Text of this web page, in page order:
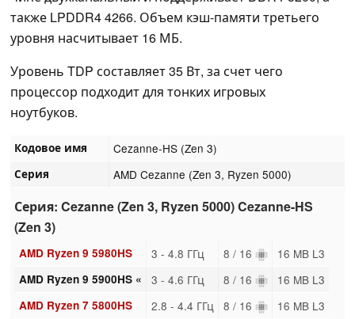
также LPDDR4 4266. Объем кэш-памяти третьего
уровня насчитывает 16 МБ.
Уровень TDP составляет 35 Вт, за счет чего
процессор подходит для тонких игровых
ноутбуков.
Кодовое имя Cezanne-HS (Zen 3)
Серия AMD Cezanne (Zen 3, Ryzen 5000)
Серия: Cezanne (Zen 3, Ryzen 5000) Cezanne-HS
(Zen 3)
AMD Ryzen 9 5980HS 3 - 4.8 ГГц 8 / 16 16 MB L3
AMD Ryzen 9 5900HS « 3 - 4.6 ГГц 8 / 16 16 MB L3
AMD Ryzen 7 5800HS 2.8 - 4.4 ГГц 8 / 16 16 MB L3